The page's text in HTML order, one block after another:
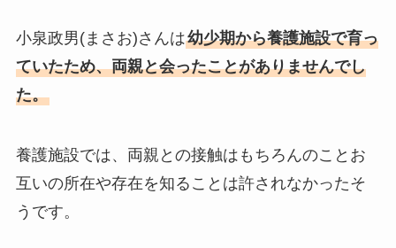
小泉政男(まさお)さんは幼少期から養護施設で育っ
ていたため、両親と会ったことがありませんでし
た。
養護施設では、両親との接触はもちろんのことお
互いの所在や存在を知ることは許されなかったそ
うです。